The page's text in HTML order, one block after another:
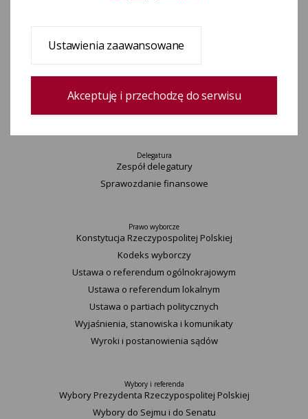
Okręgi wyborcze i obwody głosowania
Archiwum
Delegatura
Zespół delegatury
Sprawozdanie finansowe
Prawo wyborcze
Konstytucja Rzeczypospolitej Polskiej​
Kodeks wyborczy
Ustawa o referendum ogólnokrajowym
Ustawa o referendum lokalnym
Ustawa o partiach politycznych
Wyjaśnienia, stanowiska i komunikaty
Wyroki i postanowienia sądów
Wybory i referenda
Wybory Prezydenta Rzeczypospolitej Polskiej
Wybory do Sejmu i do Senatu
Ustawienia zaawansowane
Akceptuję i przechodzę do serwisu